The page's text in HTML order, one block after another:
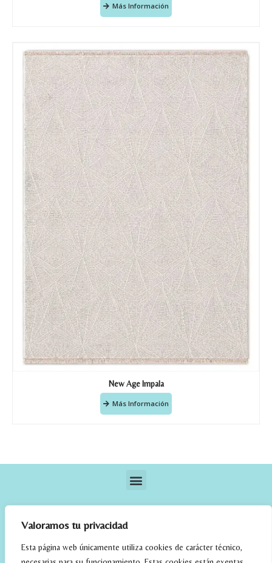
Valoramos tu privacidad
Esta página web únicamente utiliza cookies de carácter técnico,
Más Información
New Age Impala
Más Información